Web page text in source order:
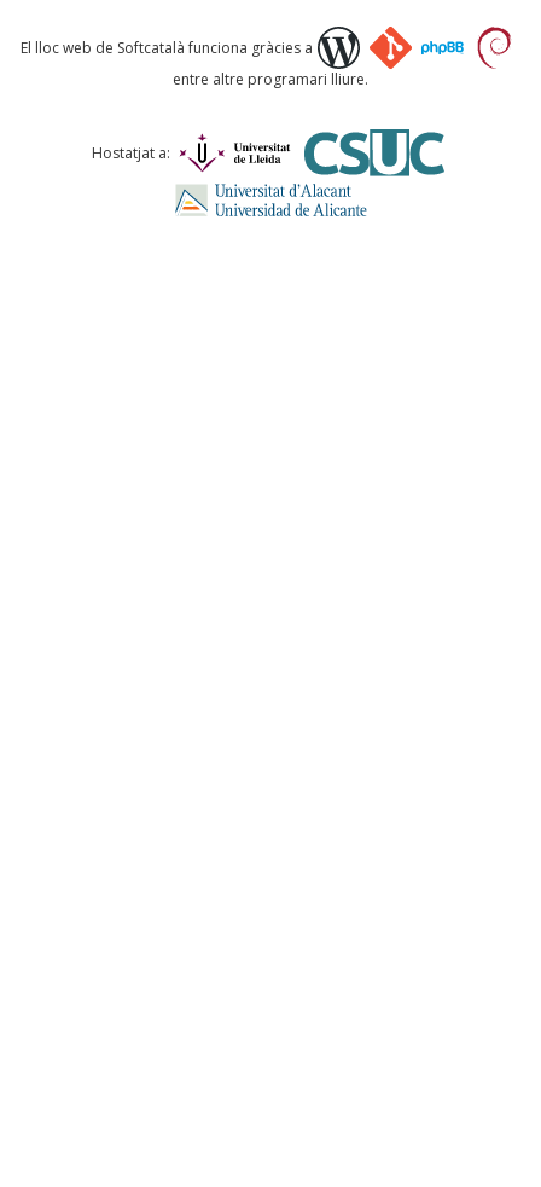
Què proposeu?
Comentari *
El lloc web de Softcatalà funciona gràcies a
entre altre programari lliure.
Hostatjat a: